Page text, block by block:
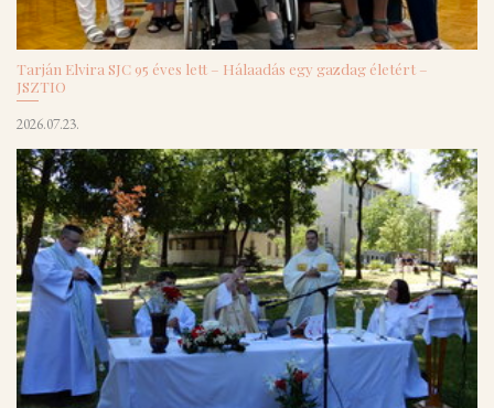
Tarján Elvira SJC 95 éves lett – Hálaadás egy gazdag életért –
JSZTIO
2026.07.23.